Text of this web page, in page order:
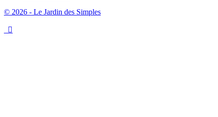
© 2026 - Le Jardin des Simples
